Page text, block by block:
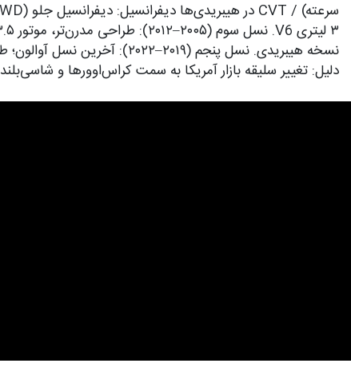
دلیل: تغییر سلیقه بازار آمریکا به سمت کراس‌اوورها و